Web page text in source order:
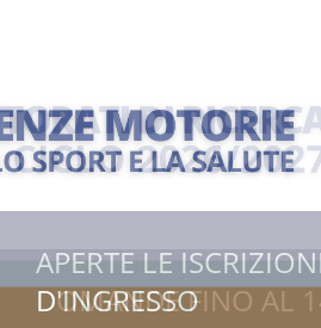
APERTE LE
D'INGRESSO